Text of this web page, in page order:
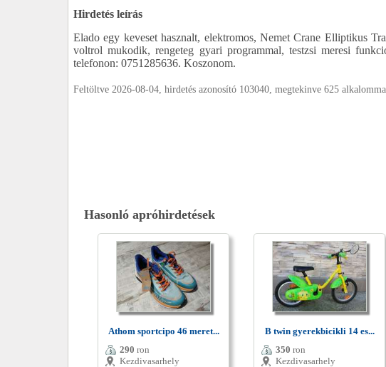
Hirdetés leírás
Elado egy keveset hasznalt, elektromos, Nemet Crane Elliptikus
voltrol mukodik, rengeteg gyari programmal, testzsi meresi
telefonon: 0751285636. Koszonom.
Feltöltve 2026-08-04, hirdetés azonosító 103040, megtekinve 625
Hasonló apróhirdetések
Athom sportcipo 46 meret...
290 ron
Kezdivasarhely
B twin gyerekbicikli 14 es...
350 ron
Kezdivasarhely